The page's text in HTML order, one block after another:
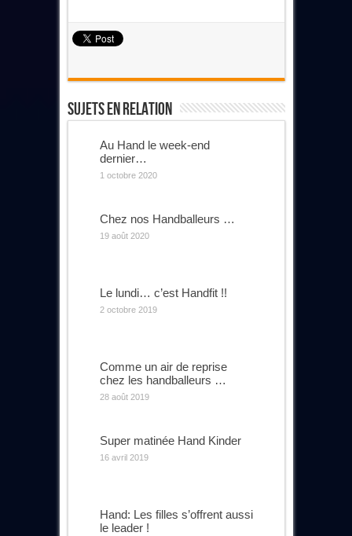
Sujets En Relation
Au Hand le week-end
dernier…
1 octobre 2020
Chez nos Handballeurs …
19 août 2020
Le lundi… c’est Handfit !!
2 octobre 2019
Comme un air de reprise
chez les handballeurs …
28 août 2019
Super matinée Hand Kinder
16 avril 2019
Hand: Les filles s’offrent aussi
le leader !